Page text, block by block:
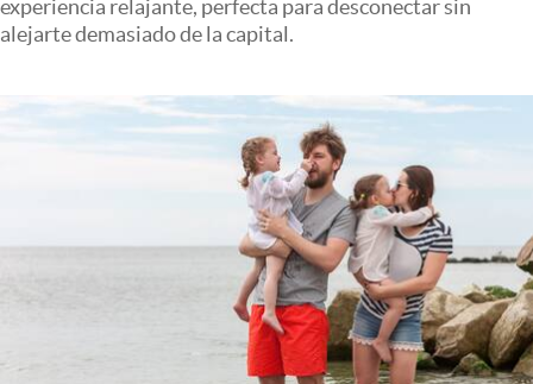
Apertura
experiencia relajante, perfecta para desconectar sin
alejarte demasiado de la capital.